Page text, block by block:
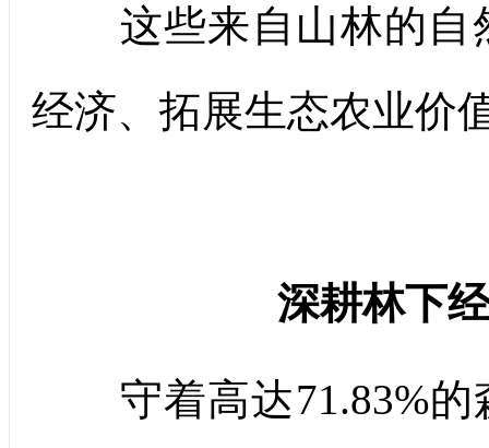
这些来自山林的自
经济、拓展生态农业价
深耕林下
守着高达71.83%的